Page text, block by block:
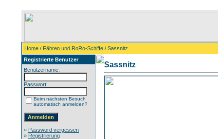
Home / Fähren und RoRo-Schiffe / Sassnitz
Registrierte Benutzer
Benutzername:
Passwort:
Beim nächsten Besuch
automatisch anmelden?
» Password vergessen
» Registrierung
Sassnitz